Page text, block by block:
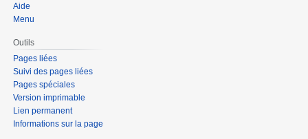
Aide
Menu
Outils
Pages liées
Suivi des pages liées
Pages spéciales
Version imprimable
Lien permanent
Informations sur la page